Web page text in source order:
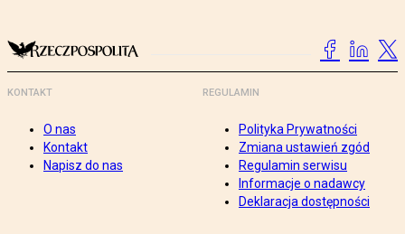
KONTAKT
O nas
Kontakt
Napisz do nas
REGULAMIN
Polityka Prywatności
Zmiana ustawień zgód
Regulamin serwisu
Informacje o nadawcy
Deklaracja dostępności